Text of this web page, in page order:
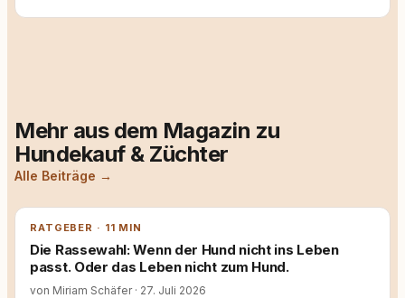
Mehr aus dem Magazin zu
Hundekauf & Züchter
Alle Beiträge →
RATGEBER · 11 MIN
Die Rassewahl: Wenn der Hund nicht ins Leben
passt. Oder das Leben nicht zum Hund.
von Miriam Schäfer · 27. Juli 2026